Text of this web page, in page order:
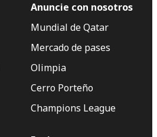
Anuncie con nosotros
Mundial de Qatar
Mercado de pases
Olimpia
Cerro Porteño
Champions League